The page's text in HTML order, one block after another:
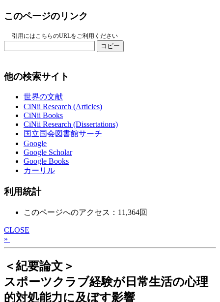
このページのリンク
引用にはこちらのURLをご利用ください
コピー
他の検索サイト
世界の文献
CiNii Research (Articles)
CiNii Books
CiNii Research (Dissertations)
国立国会図書館サーチ
Google
Google Scholar
Google Books
カーリル
利用統計
このページへのアクセス：11,364回
CLOSE
»
＜紀要論文＞
スポーツクラブ経験が日常生活の心理
的対処能力に及ぼす影響